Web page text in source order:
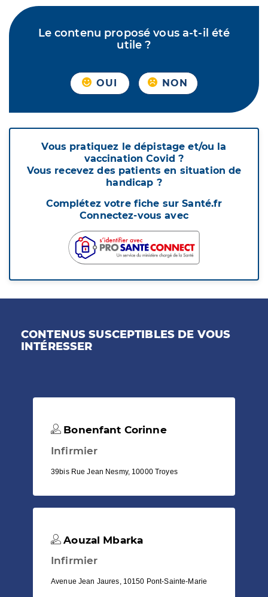
Le contenu proposé vous a-t-il été
utile ?
OUI NON
Vous pratiquez le dépistage et/ou la
vaccination Covid ?
Vous recevez des patients en situation de
handicap ?
Complétez votre fiche sur Santé.fr
Connectez-vous avec
CONTENUS SUSCEPTIBLES DE VOUS
INTÉRESSER
Bonenfant Corinne
Infirmier
39bis Rue Jean Nesmy, 10000 Troyes
Aouzal Mbarka
Infirmier
Avenue Jean Jaures, 10150 Pont-Sainte-Marie